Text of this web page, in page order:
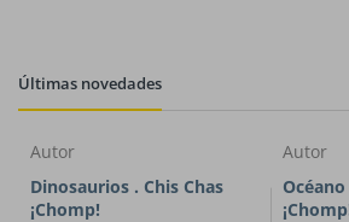
Últimas novedades
Autor
Dinosaurios . Chis Chas
¡Chomp!
Autor